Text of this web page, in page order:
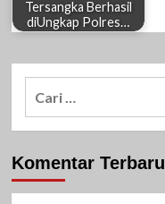
Tersangka Berhasil
diUngkap Polres…
Komentar Terbaru